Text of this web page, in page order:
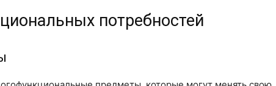
потребностей